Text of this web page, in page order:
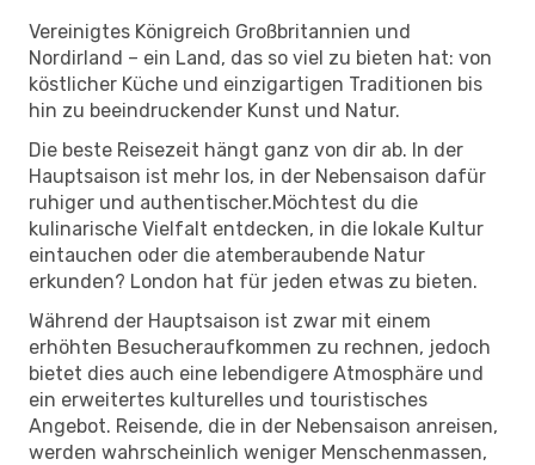
Vereinigtes Königreich Großbritannien und
Nordirland – ein Land, das so viel zu bieten hat: von
köstlicher Küche und einzigartigen Traditionen bis
hin zu beeindruckender Kunst und Natur.
Die beste Reisezeit hängt ganz von dir ab. In der
Hauptsaison ist mehr los, in der Nebensaison dafür
ruhiger und authentischer.Möchtest du die
kulinarische Vielfalt entdecken, in die lokale Kultur
eintauchen oder die atemberaubende Natur
erkunden? London hat für jeden etwas zu bieten.
Während der Hauptsaison ist zwar mit einem
erhöhten Besucheraufkommen zu rechnen, jedoch
bietet dies auch eine lebendigere Atmosphäre und
ein erweitertes kulturelles und touristisches
Angebot. Reisende, die in der Nebensaison anreisen,
werden wahrscheinlich weniger Menschenmassen,